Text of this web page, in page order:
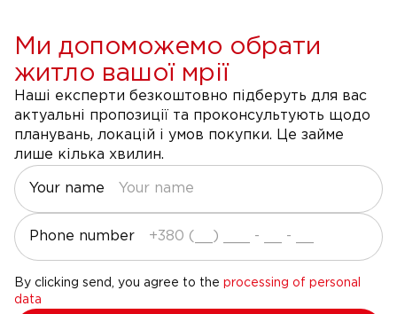
Ми допоможемо обрати
житло вашої мрії
Наші експерти безкоштовно підберуть для вас
актуальні пропозиції та проконсультують щодо
планувань, локацій і умов покупки. Це займе
лише кілька хвилин.
Your name
Phone number
By clicking send, you agree to the processing of personal
data